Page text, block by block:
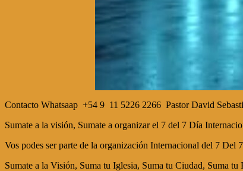
Contacto Whatsaap +54 9 11 5226 2266 Pastor David
Sumate a la visión, Sumate a organizar el 7 del 7 Día
Vos podes ser parte de la organización Internacional del 7 Del
Sumate a la Visión, Suma tu Iglesia, Suma tu Ciudad, Suma